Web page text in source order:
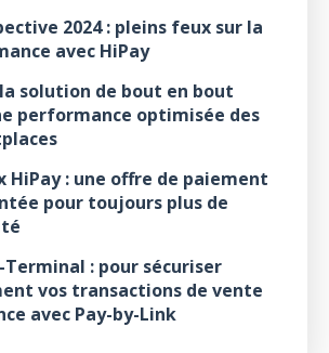
2024 : pleins feux sur la
avec HiPay
solution de bout en bout
performance optimisée des
HiPay : une offre de paiement
pour toujours plus de
Terminal : pour sécuriser
vos transactions de vente
avec Pay-by-Link